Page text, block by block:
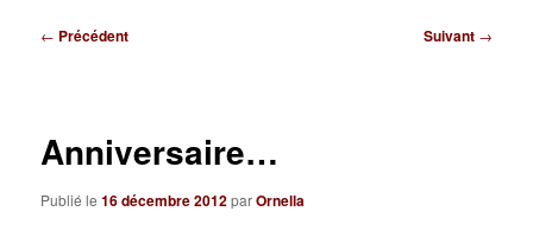
Navigation
← Précédent Suivant →
Anniversaire…
Publié le16 décembre 2012parOrnella